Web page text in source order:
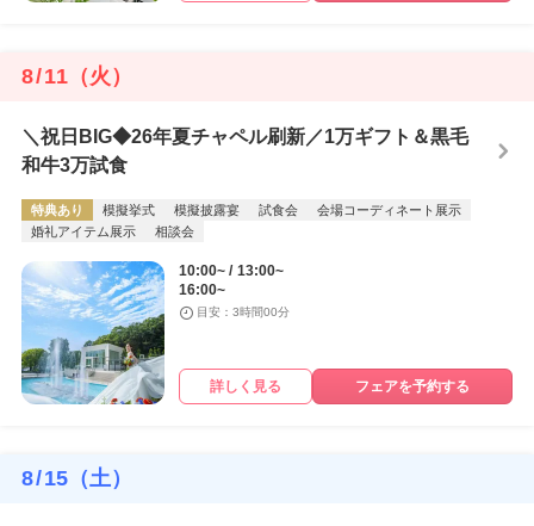
8/11 （火）
＼祝日BIG◆26年夏チャペル刷新／1万ギフト＆黒毛
和牛3万試食
特典あり 模擬挙式 模擬披露宴 試食会
会場コーディネート展示
婚礼アイテム展示
相談会
10:00~
13:00~
16:00~
目安：3時間00分
詳しく見る フェアを予約する
8/15 （土）